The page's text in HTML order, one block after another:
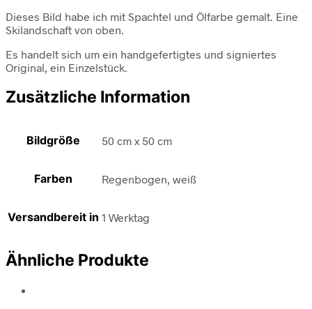
Dieses Bild habe ich mit Spachtel und Ölfarbe gemalt. Eine
Skilandschaft von oben.
Es handelt sich um ein handgefertigtes und signiertes
Original, ein Einzelstück.
Zusätzliche Information
Bildgröße 50 cm x 50 cm
Farben Regenbogen, weiß
Versandbereit in 1 Werktag
Ähnliche Produkte